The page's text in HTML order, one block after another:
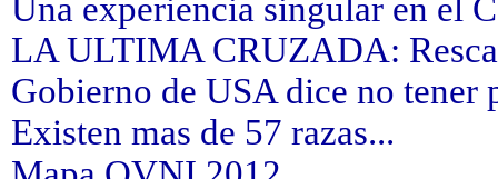
Una experiencia singular en el
LA ULTIMA CRUZADA:
Gobierno de USA dice no tener
Existen mas de 57 razas...